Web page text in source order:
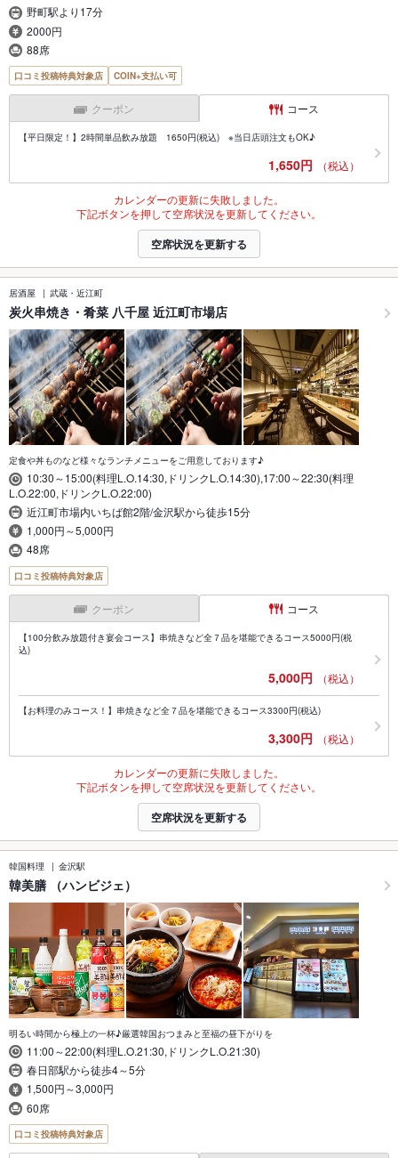
野町駅より17分
2000円
88席
口コミ投稿特典対象店 COIN+支払い可
クーポン コース
【平日限定！】2時間単品飲み放題 1650円(税込) ※当日店頭注文もOK♪
1,650円 （税込）
カレンダーの更新に失敗しました。
下記ボタンを押して空席状況を更新してください。
空席状況を更新する
居酒屋 武蔵・近江町
炭火串焼き・肴菜 八千屋 近江町市場店
定食や丼ものなど様々なランチメニューをご用意しております♪
10:30～15:00(料理L.O.14:30,ドリンクL.O.14:30),17:00～22:30(料理
L.O.22:00,ドリンクL.O.22:00)
近江町市場内いちば館2階/金沢駅から徒歩15分
1,000円～5,000円
48席
口コミ投稿特典対象店
クーポン コース
【100分飲み放題付き宴会コース】串焼きなど全７品を堪能できるコース5000円(税
込)
5,000円 （税込）
【お料理のみコース！】串焼きなど全７品を堪能できるコース3300円(税込)
3,300円 （税込）
カレンダーの更新に失敗しました。
下記ボタンを押して空席状況を更新してください。
空席状況を更新する
韓国料理 金沢駅
韓美膳 （ハンビジェ）
明るい時間から極上の一杯♪厳選韓国おつまみと至福の昼下がりを
11:00～22:00(料理L.O.21:30,ドリンクL.O.21:30)
春日部駅から徒歩4～5分
1,500円～3,000円
60席
口コミ投稿特典対象店